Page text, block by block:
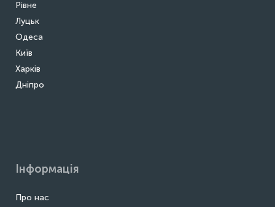
Рівне
Луцьк
Одеса
Київ
Харків
Дніпро
Інформація
Про нас